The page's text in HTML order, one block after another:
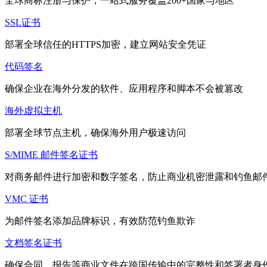
SSL证书
部署全球信任的HTTPS加密，建立网站安全凭证
代码签名
确保企业在海外分发的软件、应用程序和脚本不会被篡改
海外虚拟主机
部署全球节点主机，确保海外用户极速访问
S/MIME 邮件签名证书
对商务邮件进行加密和数字签名，防止商业机密泄露和钓鱼邮
VMC 证书
为邮件签名添加品牌标识，有效防范钓鱼欺诈
文档签名证书